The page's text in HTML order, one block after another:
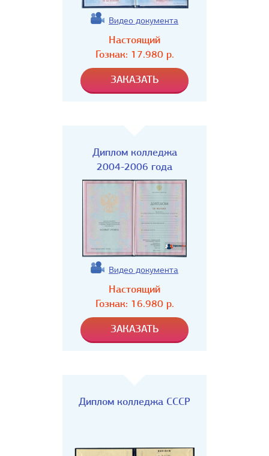
Видео документа
Настоящий
Гознак: 17.980р.
Диплом колледжа
2004-2006 года
Видео документа
Настоящий
Гознак: 16.980р.
Диплом колледжа СССР